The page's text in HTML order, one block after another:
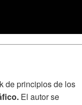
de principios de los
El autor se